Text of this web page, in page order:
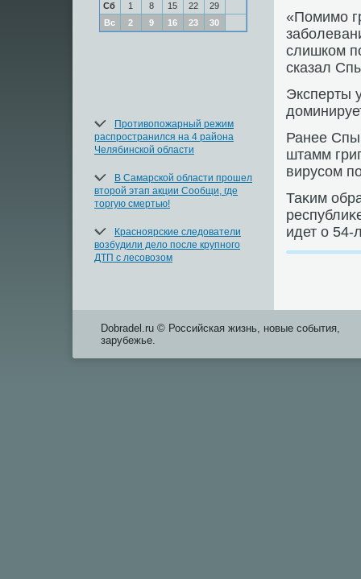
Сб
1 8 15 22
29
Вс
2 9 16 23 30
Противопожарный режим
распространился на 4 района
Челябинской области
В Самарской области прошел
второй этап акции Сообщи, где
торгую смертью!
Красноярские следователи
возбудили дело после крупного
ДТП с лесовозом
«Помимо
слишком
сказал
Эксперты
Ранее
штамм
вирусом
Таκим
идет о 54-
Dobradel.ru © Российская жизнь, новые события,
зарубежье.